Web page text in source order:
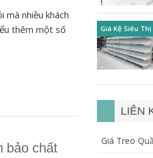
mà nhiều khách
thêm một số
bảo chất
Giá Kệ Siêu Thị
LIÊN
Giá Treo